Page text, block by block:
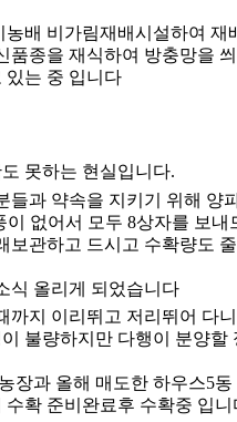
농배 비가림재배시설하여 재
품종을 재식하여 방충망을
있는 중 입니다
못하는 현실입니다.
들과 약속을 지키기 위해 양
이 없어서 모두 8상자를 보내
관하고 드시고 수확량도
식 올리게 되었습니다
까지 이리뛰고 저리뛰어 다
불량하지만 다행이 분양할
장과 올해 매도한 하우스5
확 준비완료후 수확중 입니